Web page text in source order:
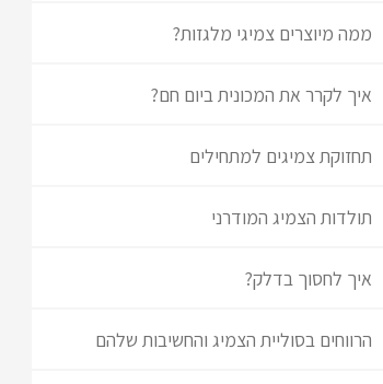
ממה מיוצרים צמיגי מלגזות?
איך לקרר את המכונית ביום חם?
תחזוקת צמיגים למתחילים
תולדות הצמיג המודרני
איך לחסוך בדלק?
הרווחים בסוליית הצמיג והחשיבות שלהם